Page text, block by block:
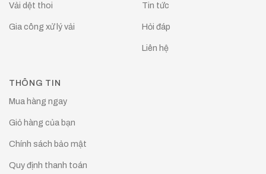
Vải dệt thoi
Gia công xử lý vải
Tin tức
Hỏi đáp
Liên hệ
THÔNG TIN
Mua hàng ngay
Giỏ hàng của bạn
Chính sách bảo mật
Quy định thanh toán